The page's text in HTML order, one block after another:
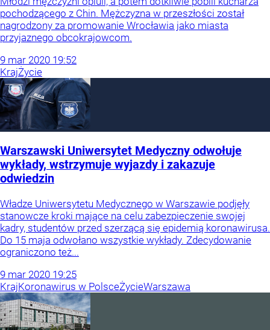
pochodzącego z Chin. Mężczyzna w przeszłości został
nagrodzony za promowanie Wrocławia jako miasta
przyjaznego obcokrajowcom.
9 mar 2020 19:52
KrajŻycie
Warszawski Uniwersytet Medyczny odwołuje
wykłady, wstrzymuje wyjazdy i zakazuje
odwiedzin
Władze Uniwersytetu Medycznego w Warszawie podjęły
stanowcze kroki mające na celu zabezpieczenie swojej
kadry, studentów przed szerzącą się epidemią koronawirusa.
Do 15 maja odwołano wszystkie wykłady. Zdecydowanie
ograniczono też...
9 mar 2020 19:25
KrajKoronawirus w PolsceŻycieWarszawa